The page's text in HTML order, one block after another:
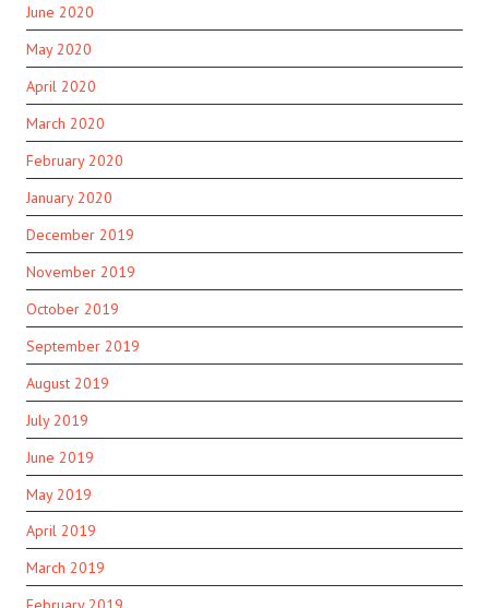
June 2020
May 2020
April 2020
March 2020
February 2020
January 2020
December 2019
November 2019
October 2019
September 2019
August 2019
July 2019
June 2019
May 2019
April 2019
March 2019